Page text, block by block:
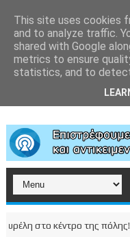
κέντρο της πόλης!
This site uses cookies
and to analyze traffic.
shared with Google
metrics to ensure
statistics, and to